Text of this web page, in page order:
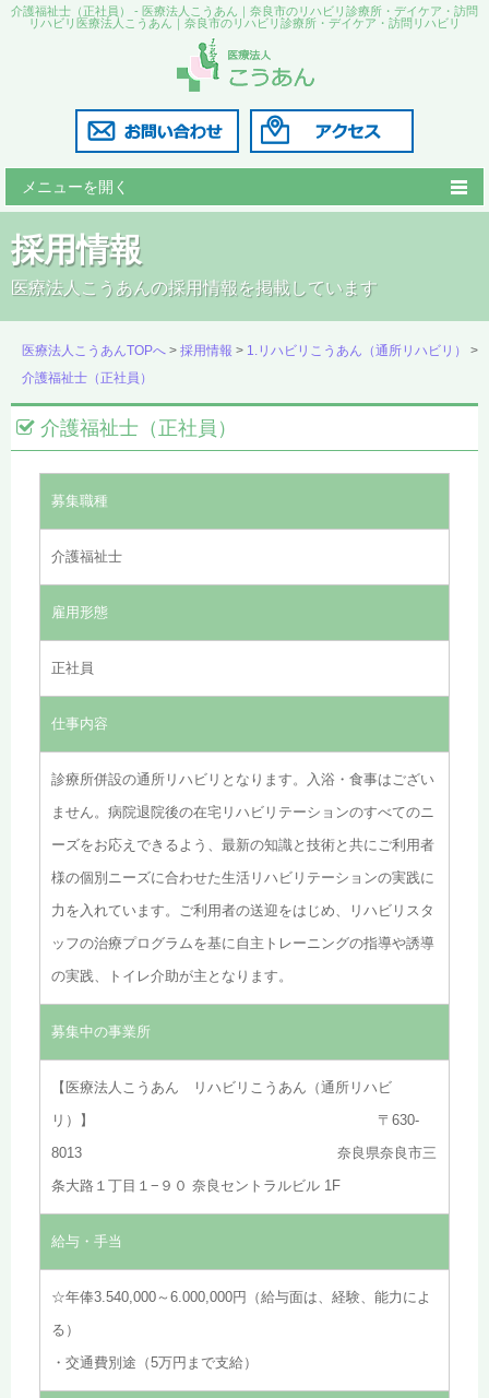
介護福祉士（正社員） - 医療法人こうあん｜奈良市のリハビリ診療所・デイケア・訪問
リハビリ医療法人こうあん｜奈良市のリハビリ診療所・デイケア・訪問リハビリ
メニューを開く
こうあん診療所
リハビリこうあん
訪問リハビリ
医師の紹介
採用情報
医療法人こうあんの採用情報を掲載しています
医療法人こうあんTOPへ > 採用情報 > 1.リハビリこうあん（通所リハビリ）
>
介護福祉士（正社員）
介護福祉士（正社員）
募集職種
介護福祉士
雇用形態
正社員
仕事内容
診療所併設の通所リハビリとなります。入浴・食事はござい
ません。病院退院後の在宅リハビリテーションのすべてのニ
ーズをお応えできるよう、最新の知識と技術と共にご利用者
様の個別ニーズに合わせた生活リハビリテーションの実践に
力を入れています。ご利用者の送迎をはじめ、リハビリスタ
ッフの治療プログラムを基に自主トレーニングの指導や誘導
の実践、トイレ介助が主となります。
募集中の事業所
【医療法人こうあん リハビリこうあん（通所リハビ
リ）】 〒630-
8013 奈良県奈良市三
条大路１丁目１−９０ 奈良セントラルビル 1F
給与・手当
☆年俸3.540,000～6.000,000円（給与面は、経験、能力によ
る）
・交通費別途（5万円まで支給）